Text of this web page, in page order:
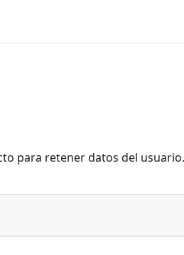
para retener datos del